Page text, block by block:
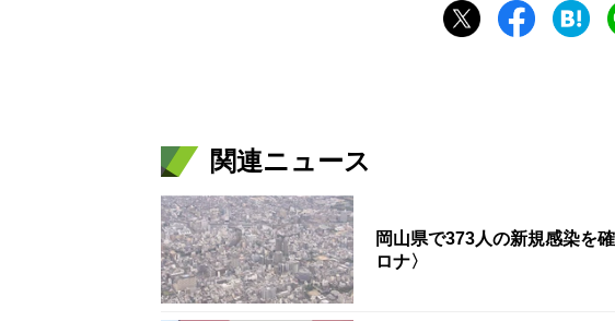
関連ニュース
岡山県で373人の新規感染を
ロナ〉